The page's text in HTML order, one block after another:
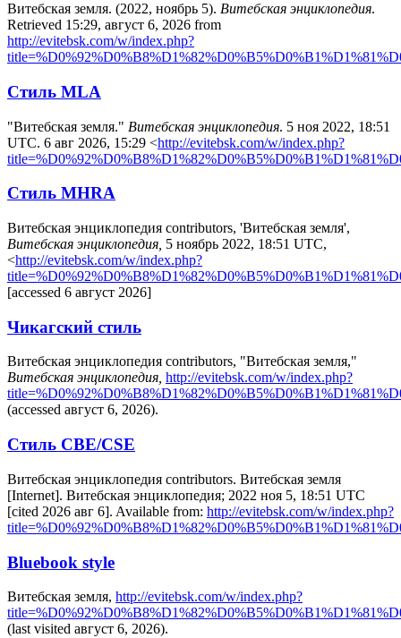
Витебская земля. (2022, ноябрь 5). Витебская энциклопедия.
Retrieved 15:29, август 6, 2026 from
http://evitebsk.com/w/index.php?
Стиль MLA
"Витебская земля." Витебская энциклопедия. 5 ноя 2022, 18:51
UTC. 6 авг 2026, 15:29 <http://evitebsk.com/w/index.php?
Стиль MHRA
Витебская энциклопедия contributors, 'Витебская земля',
Витебская энциклопедия, 5 ноябрь 2022, 18:51 UTC,
<http://evitebsk.com/w/index.php?
[accessed 6 август 2026]
Чикагский стиль
Витебская энциклопедия contributors, "Витебская земля,"
Витебская энциклопедия, http://evitebsk.com/w/index.php?
(accessed август 6, 2026).
Стиль CBE/CSE
Витебская энциклопедия contributors. Витебская земля
[Internet]. Витебская энциклопедия; 2022 ноя 5, 18:51 UTC
[cited 2026 авг 6]. Available from: http://evitebsk.com/w/index.php?
Bluebook style
Витебская земля, http://evitebsk.com/w/index.php?
(last visited август 6, 2026).